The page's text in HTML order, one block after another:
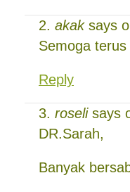
akaksays
Semoga
Reply
roselisays
DR.Sarah,
Banyak